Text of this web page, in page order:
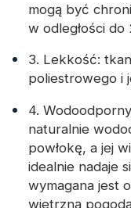
mogą być
w odległości
3. Lekkość:
poliestrowego i
4.
naturalnie
powłokę, a jej
idealnie nadaje
wymagana jest
wietrzną